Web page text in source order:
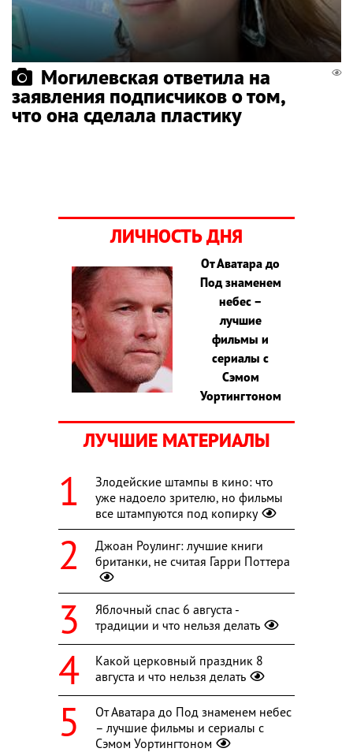
Могилевская ответила на
заявления подписчиков о том,
что она сделала пластику
ЛИЧНОСТЬ ДНЯ
От Аватара до
Под знаменем
небес –
лучшие
фильмы и
сериалы с
Сэмом
Уортингтоном
ЛУЧШИЕ МАТЕРИАЛЫ
Злодейские штампы в кино: что
уже надоело зрителю, но фильмы
все штампуются под копирку
Джоан Роулинг: лучшие книги
британки, не считая Гарри Поттера
Яблочный спас 6 августа -
традиции и что нельзя делать
Какой церковный праздник 8
августа и что нельзя делать
От Аватара до Под знаменем небес
– лучшие фильмы и сериалы с
Сэмом Уортингтоном